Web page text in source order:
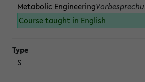
Metabolic Engineering
Course taught in English
S